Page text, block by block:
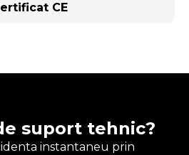
CE
suport tehnic?
instantaneu prin